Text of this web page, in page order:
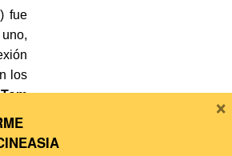
fue
los
Tom
×